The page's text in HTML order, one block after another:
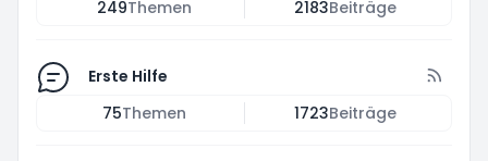
249Themen 2183Beiträge
Erste Hilfe
75Themen 1723Beiträge